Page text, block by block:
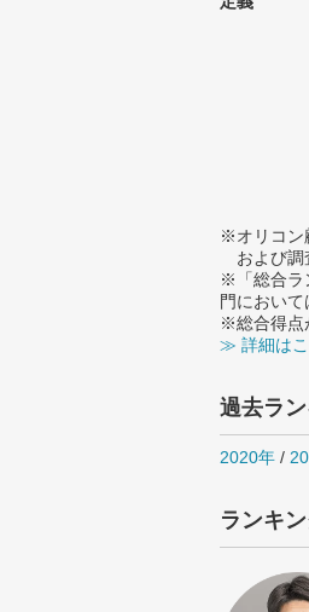
※オリコン
および調
※「総合ラ
門におい
※総合得点
≫ 詳細はこ
過去ラ
2020年 /
ランキ